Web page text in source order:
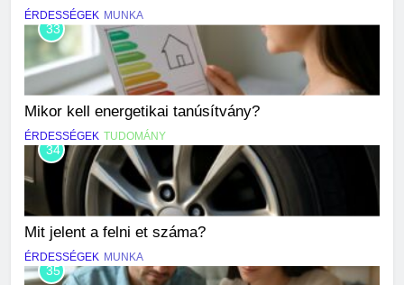
ÉRDESSÉGEK MUNKA
33
Mikor kell energetikai tanúsítvány?
ÉRDESSÉGEK TUDOMÁNY
34
Mit jelent a felni et száma?
ÉRDESSÉGEK MUNKA
35